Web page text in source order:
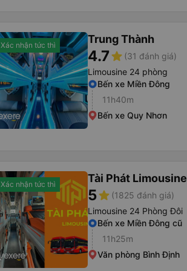
Xác nhận tức thì Trung Thành
4.7star (31 đánh giá)
Limousine 24 phòng
Bến xe Miền Đông
11h40m
Bến xe Quy Nhơn
Xác nhận tức thì Tài Phát Limousine
5star (1825 đánh giá)
Limousine 24 Phòng Đôi
Bến xe Miền Đông cũ
11h25m
Văn phòng Bình Định